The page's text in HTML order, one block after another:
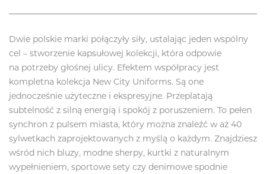
Dwie polskie marki połączyły siły, ustalając jeden wspólny
cel – stworzenie kapsułowej kolekcji, która odpowie
na potrzeby głośnej ulicy. Efektem współpracy jest
kompletna kolekcja New City Uniforms. Są one
jednocześnie użyteczne i ekspresyjne. Przeplatają
subtelność z silną energią i spokój z poruszeniem. To pełen
synchron z pulsem miasta, który można znaleźć w aż 40
sylwetkach zaprojektowanych z myślą o każdym. Znajdziesz
wśród nich bluzy, modne sherpy, kurtki z naturalnym
wypełnieniem, sportowe sety czy denimowe spodnie